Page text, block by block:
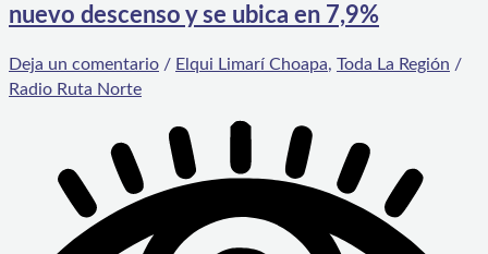
nuevo descenso y se ubica en 7,9%
Deja un comentario / Elqui Limarí Choapa, Toda La Región /
Radio Ruta Norte